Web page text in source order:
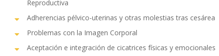
Reproductiva
Adherencias pélvico-uterinas y otras molestias tras cesárea
Problemas con la Imagen Corporal​
Aceptación e integración de cicatrices físicas y emocionales